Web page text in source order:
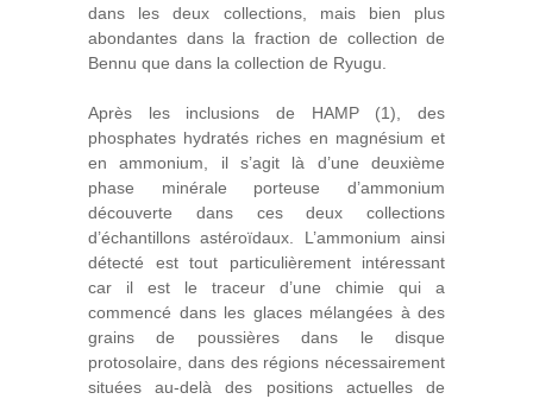
dans les deux collections, mais bien plus
abondantes dans la fraction de collection de
Bennu que dans la collection de Ryugu.
Après les inclusions de HAMP (1), des
phosphates hydratés riches en magnésium et
en ammonium, il s’agit là d’une deuxième
phase minérale porteuse d’ammonium
découverte dans ces deux collections
d’échantillons astéroïdaux. L’ammonium ainsi
détecté est tout particulièrement intéressant
car il est le traceur d’une chimie qui a
commencé dans les glaces mélangées à des
grains de poussières dans le disque
protosolaire, dans des régions nécessairement
situées au-delà des positions actuelles de